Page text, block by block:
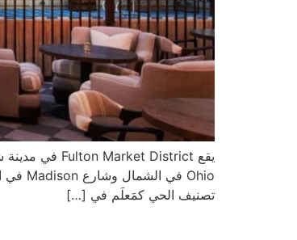
تصنيف الحي كمَعلَم في […]